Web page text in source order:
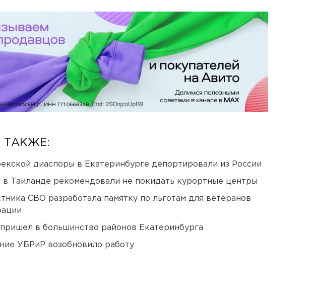
ТАКЖЕ:
диаспоры в Екатеринбурге депортировали из России
в Таиланде рекомендовали не покидать курортные центры
СВО разработала памятку по льготам для ветеранов
пришел в большинство районов Екатеринбурга
УБРиР возобновило работу